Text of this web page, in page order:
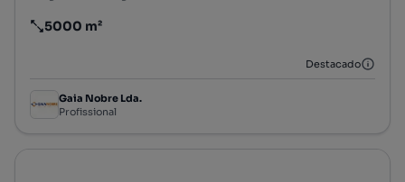
Preço por metro quadrado
5000 m²
Destacado
Gaia Nobre Lda.
Profissional